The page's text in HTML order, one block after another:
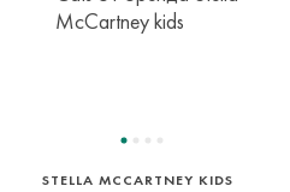
STELLA MCCARTNEY KIDS